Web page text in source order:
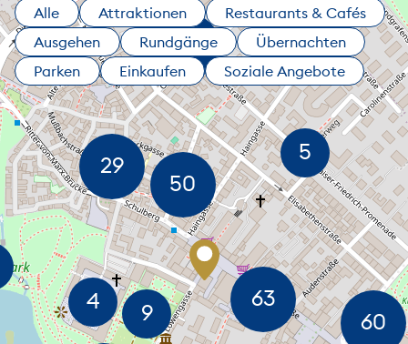
Alle Attraktionen
Restaurants & Cafés
Ausgehen
Rundgänge
Übernachten
Parken
Einkaufen Soziale Angebote